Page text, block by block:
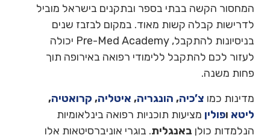
המחסור הקשה בבתי בספר ובתקנים בישראל מוביל
לדרישות קבלה קשות מאוד. במקום לבזבז שנים
בניסיונות להתקבל, Pre-Med Academy יכולה
לעזור לכם להתקבל ללימודי רפואה באירופה תוך
פחות משנה.
מדינות כמו צ’כיה, הונגריה, איטליה, קרואטיה,
ליטא ופולין מציעות תוכניות רפואה בינלאומיות
הנלמדות כולן באנגלית. בוגרי אוניברסיטאות אלו